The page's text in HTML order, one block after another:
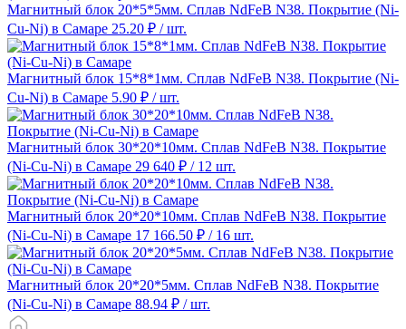
Магнитный блок 20*5*5мм. Сплав NdFeB N38. Покрытие (Ni-
Cu-Ni) в Самаре 25.20 ₽ / шт.
Магнитный блок 15*8*1мм. Сплав NdFeB N38. Покрытие (Ni-
Cu-Ni) в Самаре 5.90 ₽ / шт.
Магнитный блок 30*20*10мм. Сплав NdFeB N38. Покрытие
(Ni-Cu-Ni) в Самаре 29 640 ₽ / 12 шт.
Магнитный блок 20*20*10мм. Сплав NdFeB N38. Покрытие
(Ni-Cu-Ni) в Самаре 17 166.50 ₽ / 16 шт.
Магнитный блок 20*20*5мм. Сплав NdFeB N38. Покрытие
(Ni-Cu-Ni) в Самаре 88.94 ₽ / шт.